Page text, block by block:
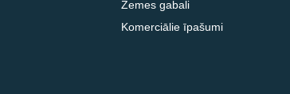
Zemes gabali
Komerciālie īpašumi